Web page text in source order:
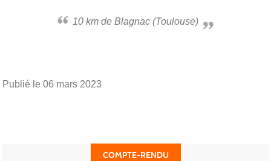
10 km de Blagnac (Toulouse)
Publié le 06 mars 2023
COMPTE-RENDU